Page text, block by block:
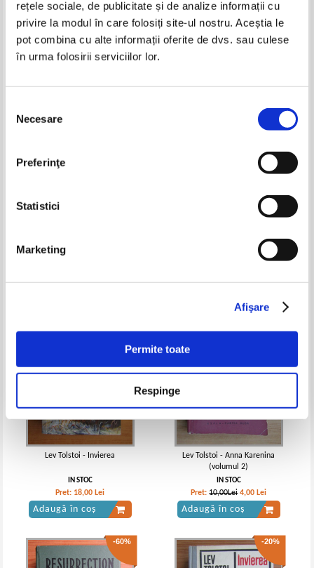
rețele sociale, de publicitate și de analize informații cu
privire la modul în care folosiți site-ul nostru. Aceștia le
pot combina cu alte informații oferite de dvs. sau culese
în urma folosirii serviciilor lor.
consimțământului
Necesare
Preferinţe
Statistici
Marketing
Afişare
Permite toate
Respinge
IN STOC
Pret:10,00 Lei
Adaugă în coș
IN STOC
Pret:14,00Lei 11,20 Lei
Adaugă în coș
20,00Lei
Lev Tolstoi - Ana Carenina
Lei
Lev Tolstoi - Invierea
IN STOC
Pret: 18,00 Lei
Adaugă în coș
-60%
Lev Tolstoi - Anna Karenina
(volumul 2)
IN STOC
Pret:10,00Lei 4,00 Lei
Adaugă în coș
-60% -20%